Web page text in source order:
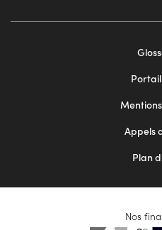
Appels
Plan
Nos